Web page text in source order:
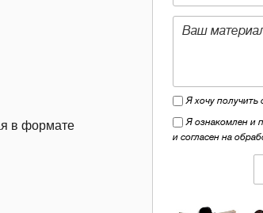
в формате
Я хочу получить
Я ознакомлен и
и согласен на